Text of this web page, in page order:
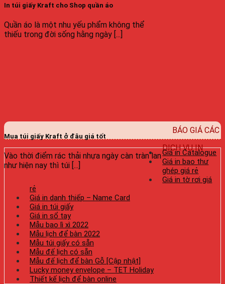
In túi giấy Kraft cho Shop quần áo
Quần áo là một nhu yếu phẩm không thể
thiếu trong đời sống hằng ngày [...]
Mua túi giấy Kraft ở đâu giá tốt
Vào thời điểm rác thải nhựa ngày càn tràn lan
như hiện nay thì túi [...]
BÁO GIÁ CÁC
DỊCH VỤ IN
Giá in Catalogue
Giá in bao thư
ghép giá rẻ
Giá in tờ rơi giá
rẻ
Giá in danh thiếp – Name Card
Giá in túi giấy
Giá in sổ tay
Mẫu bao lì xì 2022
Mẫu lịch để bàn 2022
Mẫu túi giấy có sẵn
Mẫu đế lịch có sẵn
Mẫu đế lịch để bàn Gỗ [Cập nhật]
Lucky money envelope – TET Holiday
Thiết kế lịch để bàn online